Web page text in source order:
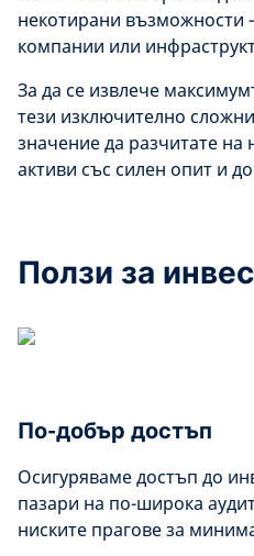
некотирани възможности
компании или
За да се извлече
тези изключително
значение да разчитате
активи със силен опит и
Ползи за
По-добър достъп
Осигуряваме достъп до
пазари на по-широка
ниските прагове за